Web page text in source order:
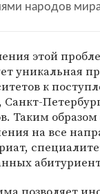
народов
этой
уникальная
к
Таким
на все